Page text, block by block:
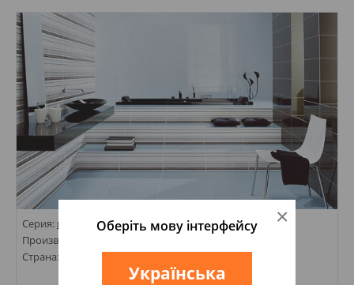
Стили: Под камень;
Цвета:
Серия: IMAGINE
Производитель:
Страна: Португалия
×
Оберіть мову інтерфейсу
Українська